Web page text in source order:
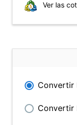
Ver las
Convertir
Convertir